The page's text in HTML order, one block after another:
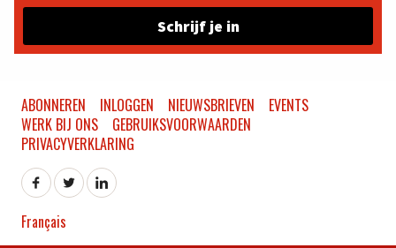
Schrijf je in
ABONNEREN INLOGGEN NIEUWSBRIEVEN
EVENTS
WERK BIJ ONS
GEBRUIKSVOORWAARDEN
PRIVACYVERKLARING
Français